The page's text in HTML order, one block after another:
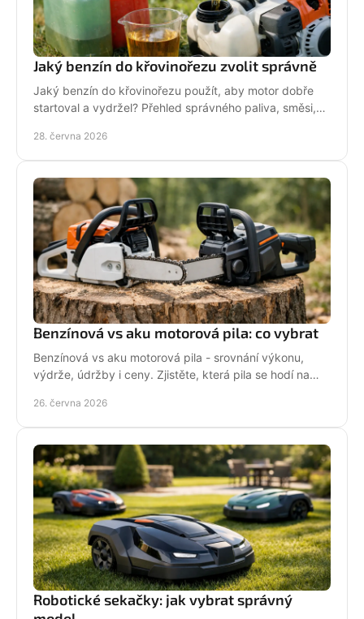
Jaký benzín do křovinořezu zvolit správně
Jaký benzín do křovinořezu použít, aby motor dobře
startoval a vydržel? Přehled správného paliva, směsi,
28. června 2026
Benzínová vs aku motorová pila: co vybrat
Benzínová vs aku motorová pila - srovnání výkonu,
výdrže, údržby i ceny. Zjistěte, která pila se hodí na
26. června 2026
Robotické sekačky: jak vybrat správný